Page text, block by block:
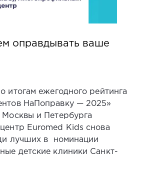
оправдывать ваше
итогам ежегодного рейтинга
НаПоправку — 2025»
Москвы и Петербурга
Euromed Kids снова
лучших в номинации
детские клиники Санкт-